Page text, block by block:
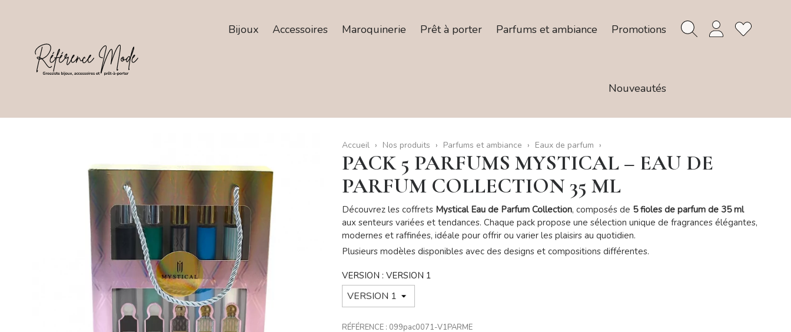
Bijoux Accessoires Maroquinerie Prêt à porter Parfums et ambiance Promotions
Nouveautés
Accueil Nos produits Parfums et ambiance Eaux de parfum
PACK 5 PARFUMS MYSTICAL – EAU DE
PARFUM COLLECTION 35 ML
Découvrez les coffrets Mystical Eau de Parfum Collection, composés de 5 fioles de parfum de 35 ml
aux senteurs variées et tendances. Chaque pack propose une sélection unique de fragrances élégantes,
modernes et raffinées, idéale pour offrir ou varier les plaisirs au quotidien.
Plusieurs modèles disponibles avec des designs et compositions différentes.
VERSION : VERSION 1
RÉFÉRENCE : 099pac0071-V1PARME